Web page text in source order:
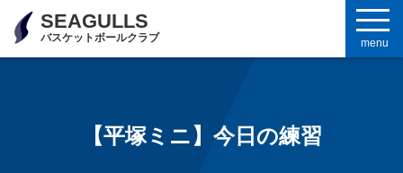
SEAGULLS
バスケットボールクラブ menu
【平塚ミニ】今日の練習